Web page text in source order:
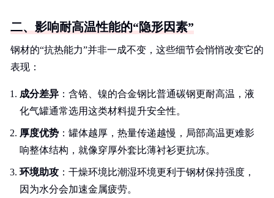
二、影响耐高温性能的“隐形因素”
钢材的“抗热能力”并非一成不变，这些细节会悄悄改变它的
表现：
成分差异 ：含铬、镍的合金钢比普通碳钢更耐高温，液
化气罐通常选用这类材料提升安全性。
厚度优势 ：罐体越厚，热量传递越慢，局部高温更难影
响整体结构，就像穿厚外套比薄衬衫更抗冻。
环境助攻 ：干燥环境比潮湿环境更利于钢材保持强度，
因为水分会加速金属疲劳。